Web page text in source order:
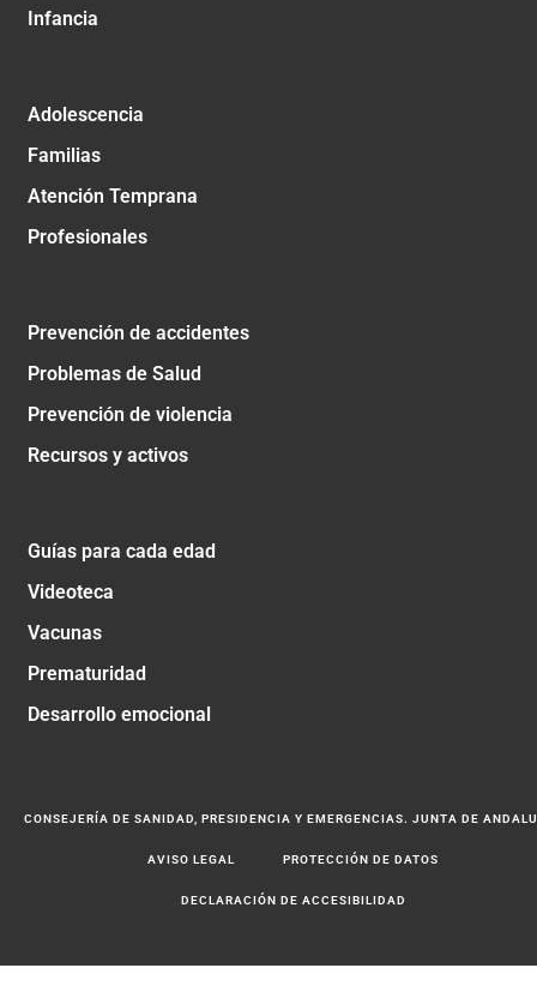
Infancia
Adolescencia
Familias
Atención Temprana
Profesionales
Prevención de accidentes
Problemas de Salud
Prevención de violencia
Recursos y activos
Guías para cada edad
Videoteca
Vacunas
Prematuridad
Desarrollo emocional
CONSEJERÍA DE SANIDAD, PRESIDENCIA Y EMERGENCIAS. JUNTA DE
AVISO LEGAL PROTECCIÓN DE DATOS
DECLARACIÓN DE ACCESIBILIDAD